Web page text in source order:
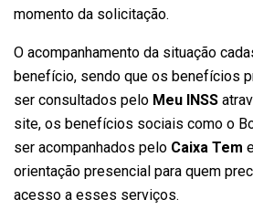
momento da solicitação.
O acompanhamento da situação
benefício, sendo que os benefícios
ser consultados pelo Meu INSS
site, os benefícios sociais como o
ser acompanhados pelo Caixa Tem
orientação presencial para quem
acesso a esses serviços.